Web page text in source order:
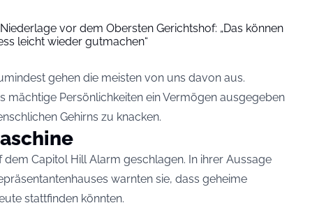
vor dem Obersten Gerichtshof: „Das können
leicht wieder gutmachen“
gehen die meisten von uns davon aus.
mächtige Persönlichkeiten ein Vermögen ausgegeben
Gehirns zu knacken.
Capitol Hill Alarm geschlagen. In ihrer Aussage
warnten sie, dass geheime
stattfinden könnten.